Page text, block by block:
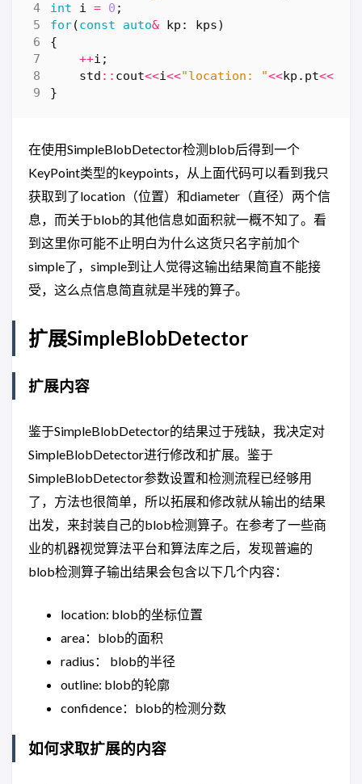
int
i = 0 ;
for(const auto& kp : kps)
{
++i ;
std :: cout<<i<<"location: "<<kp . pt<<
}
在使用SimpleBlobDetector检测blob后得到一个
KeyPoint类型的keypoints，从上面代码可以看到我只
获取到了location（位置）和diameter（直径）两个信
息，而关于blob的其他信息如面积就一概不知了。看
到这里你可能不止明白为什么这货只名字前加个
simple了，simple到让人觉得这输出结果简直不能接
受，这么点信息简直就是半残的算子。
扩展SimpleBlobDetector
扩展内容
鉴于SimpleBlobDetector的结果过于残缺，我决定对
SimpleBlobDetector进行修改和扩展。鉴于
SimpleBlobDetector参数设置和检测流程已经够用
了，方法也很简单，所以拓展和修改就从输出的结果
出发，来封装自己的blob检测算子。在参考了一些商
业的机器视觉算法平台和算法库之后，发现普遍的
blob检测算子输出结果会包含以下几个内容：
location: blob的坐标位置
area：blob的面积
radius： blob的半径
outline: blob的轮廓
confidence：blob的检测分数
如何求取扩展的内容